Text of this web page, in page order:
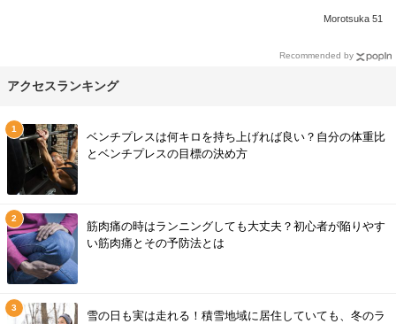
Morotsuka 51
Recommended by
アクセスランキング
ベンチプレスは何キロを持ち上げれば良い？自分の体重比
とベンチプレスの目標の決め方
筋肉痛の時はランニングしても大丈夫？初心者が陥りやす
い筋肉痛とその予防法とは
雪の日も実は走れる！積雪地域に居住していても、冬のラ